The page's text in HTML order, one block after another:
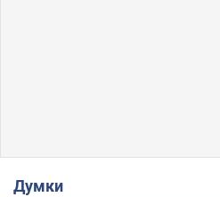
Думки